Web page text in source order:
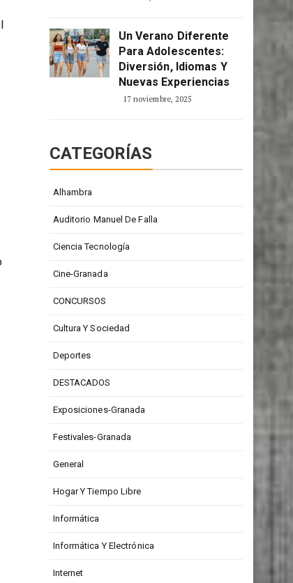
Un Verano Diferente
Para Adolescentes:
Diversión, Idiomas Y
Alhambra
Auditorio Manuel De Falla
Ciencia Tecnología
Cine-Granada
CONCURSOS
Cultura Y Sociedad
Deportes
DESTACADOS
Exposiciones-Granada
Festivales-Granada
General
Hogar Y Tiempo Libre
Informática
Informática Y Electrónica